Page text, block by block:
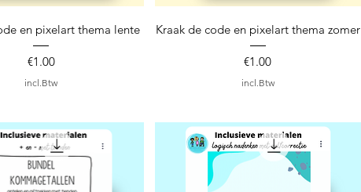
Snel overzicht
en pixelart thema lente
Prijs
€1.00
incl.Btw
Snel overzicht
Kraak de code en pixelart thema zomer
Prijs
€1.00
incl.Btw